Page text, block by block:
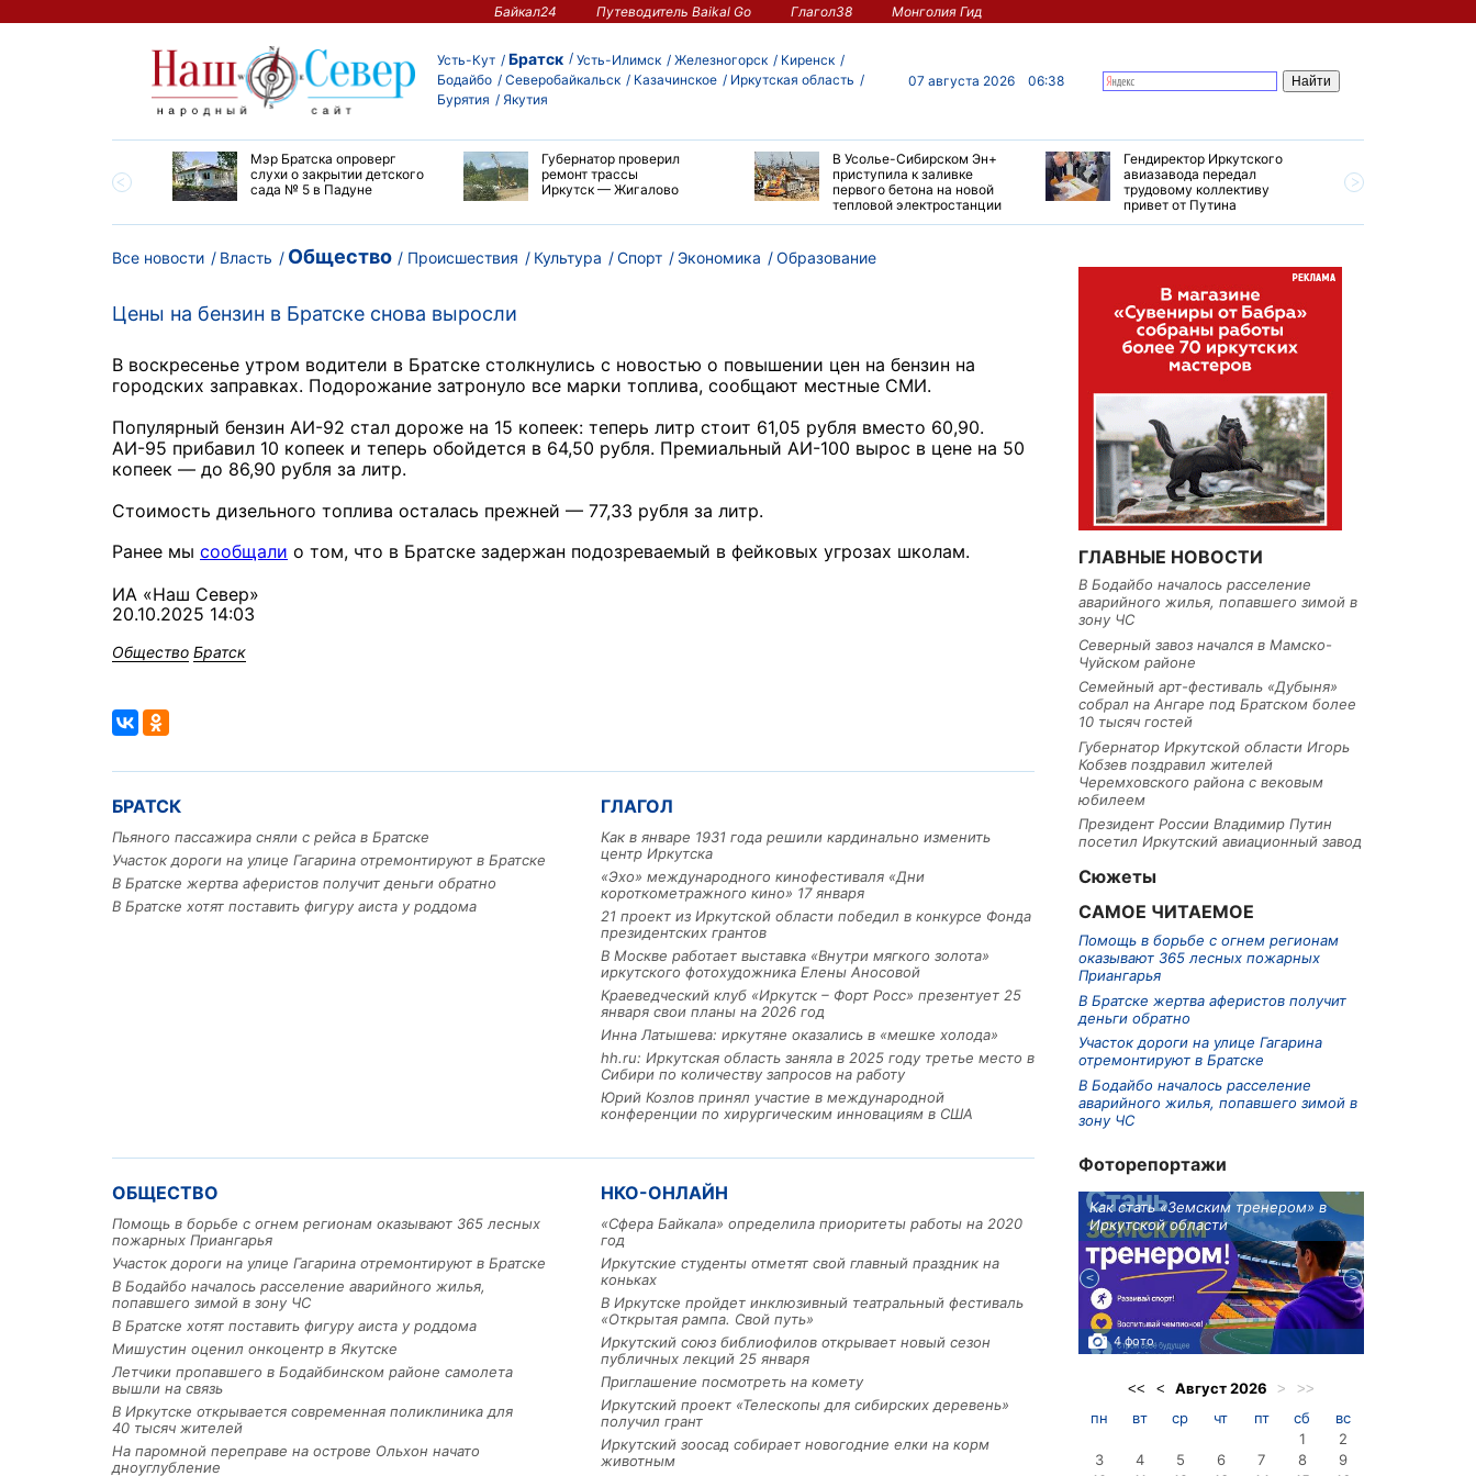
Байкал24 Путеводитель Baikal Go Глагол38 Монголия Гид
Усть-Кут Братск Усть-Илимск Железногорск
Киренск
Бодайбо
Северобайкальск Казачинское
Иркутская область
Бурятия
Якутия
07 августа 2026 06:38
Мэр Братска опроверг
слухи о закрытии детского
сада № 5 в Падуне
Губернатор проверил
ремонт трассы
Иркутск — Жигалово
В Усолье-Сибирском Эн+
приступила к заливке
первого бетона на новой
тепловой электростанции
Гендиректор Иркутского
авиазавода передал
трудовому коллективу
привет от Путина
Все новости Власть Общество Происшествия Культура Спорт Экономика Образование
Цены на бензин в Братске снова выросли
В воскресенье утром водители в Братске столкнулись с новостью о повышении цен на бензин на
городских заправках. Подорожание затронуло все марки топлива, сообщают местные СМИ.
Популярный бензин АИ-92 стал дороже на 15 копеек: теперь литр стоит 61,05 рубля вместо 60,90.
АИ-95 прибавил 10 копеек и теперь обойдется в 64,50 рубля. Премиальный АИ-100 вырос в цене на 50
копеек — до 86,90 рубля за литр.
Стоимость дизельного топлива осталась прежней — 77,33 рубля за литр.
Ранее мы сообщали о том, что в Братске задержан подозреваемый в фейковых угрозах школам.
ИА «Наш Север»
20.10.2025 14:03
Общество Братск
БРАТСК
Пьяного пассажира сняли с рейса в Братске
Участок дороги на улице Гагарина отремонтируют в Братске
В Братске жертва аферистов получит деньги обратно
В Братске хотят поставить фигуру аиста у роддома
ГЛАГОЛ
Как в январе 1931 года решили кардинально изменить
центр Иркутска
«Эхо» международного кинофестиваля «Дни
короткометражного кино» 17 января
21 проект из Иркутской области победил в конкурсе Фонда
президентских грантов
В Москве работает выставка «Внутри мягкого золота»
иркутского фотохудожника Елены Аносовой
Краеведческий клуб «Иркутск – Форт Росс» презентует 25
января свои планы на 2026 год
Инна Латышева: иркутяне оказались в «мешке холода»
hh.ru: Иркутская область заняла в 2025 году третье место в
Сибири по количеству запросов на работу
Юрий Козлов принял участие в международной
конференции по хирургическим инновациям в США
ОБЩЕСТВО
Помощь в борьбе с огнем регионам оказывают 365 лесных
пожарных Приангарья
Участок дороги на улице Гагарина отремонтируют в Братске
В Бодайбо началось расселение аварийного жилья,
попавшего зимой в зону ЧС
В Братске хотят поставить фигуру аиста у роддома
Мишустин оценил онкоцентр в Якутске
Летчики пропавшего в Бодайбинском районе самолета
вышли на связь
В Иркутске открывается современная поликлиника для
40 тысяч жителей
На паромной переправе на острове Ольхон начато
дноуглубление
НКО-ОНЛАЙН
«Сфера Байкала» определила приоритеты работы на 2020
год
Иркутские студенты отметят свой главный праздник на
коньках
В Иркутске пройдет инклюзивный театральный фестиваль
«Открытая рампа. Свой путь»
Иркутский союз библиофилов открывает новый сезон
публичных лекций 25 января
Приглашение посмотреть на комету
Иркутский проект «Телескопы для сибирских деревень»
получил грант
Иркутский зоосад собирает новогодние елки на корм
животным
ГЛАВНЫЕ НОВОСТИ
В Бодайбо началось расселение
аварийного жилья, попавшего зимой в
зону ЧС
Северный завоз начался в Мамско-
Чуйском районе
Семейный арт-фестиваль «Дубыня»
собрал на Ангаре под Братском более
10 тысяч гостей
Губернатор Иркутской области Игорь
Кобзев поздравил жителей
Черемховского района с вековым
юбилеем
Президент России Владимир Путин
посетил Иркутский авиационный завод
Сюжеты
САМОЕ ЧИТАЕМОЕ
Помощь в борьбе с огнем регионам
оказывают 365 лесных пожарных
Приангарья
В Братске жертва аферистов получит
деньги обратно
Участок дороги на улице Гагарина
отремонтируют в Братске
В Бодайбо началось расселение
аварийного жилья, попавшего зимой в
зону ЧС
Фоторепортажи
рублей получит
из Иркутской области
3 фото
Как стать «Земским тренером» в
Иркутской области
4 фото
<< < Август2026 > >>
пн вт ср чт пт сб
вс
1
2
3
4 5 6 7 8
9